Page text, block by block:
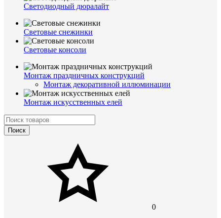
Светодиодный дюралайт
Световые снежинки
Световые консоли
Монтаж праздничных конструкций
Монтаж декоративной иллюминации
Монтаж искусственных елей
Поиск
0